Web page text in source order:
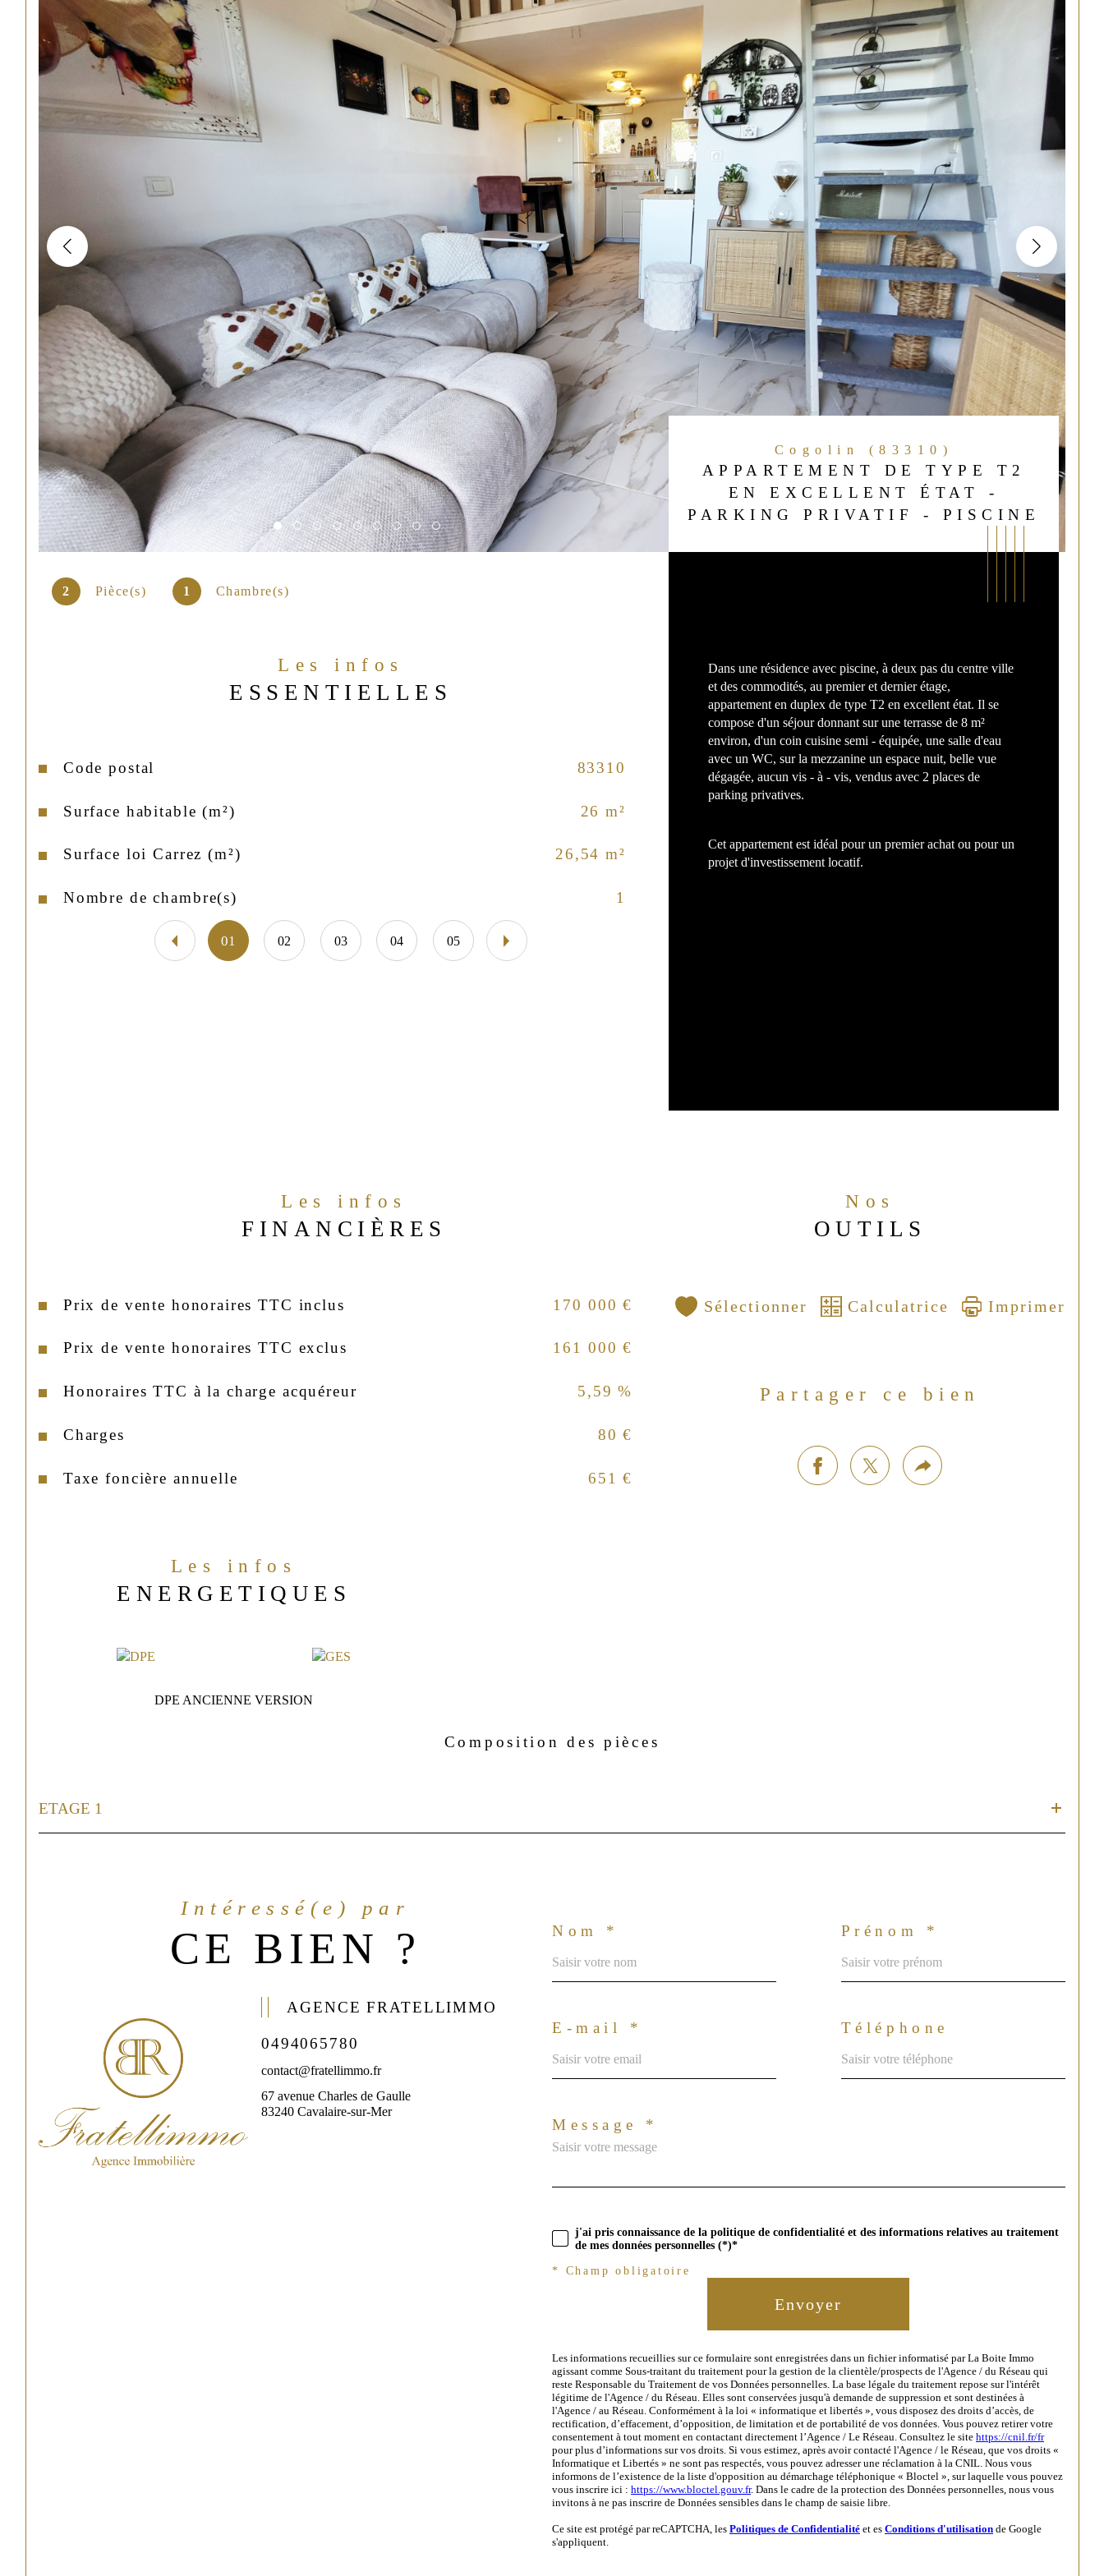
Cogolin (83310)
APPARTEMENT DE TYPE T2
EN EXCELLENT ÉTAT -
PARKING PRIVATIF - PISCINE
2 Pièce(s) 1 Chambre(s)
Les infos
ESSENTIELLES
Caractéristiques Valeurs
Code postal 83310
Surface habitable (m²) 26 m²
Surface loi Carrez (m²) 26,54 m²
Nombre de chambre(s) 1
Caractéristiques Valeurs
Nombre de pièces
Nombre de niveaux
01 02 03 04 05
Dans une résidence avec piscine, à deux pas du centre ville
et des commodités, au premier et dernier étage,
appartement en duplex de type T2 en excellent état. Il se
compose d'un séjour donnant sur une terrasse de 8 m²
environ, d'un coin cuisine semi - équipée, une salle d'eau
avec un WC, sur la mezzanine un espace nuit, belle vue
dégagée, aucun vis - à - vis, vendus avec 2 places de
parking privatives.
Cet appartement est idéal pour un premier achat ou pour un
projet d'investissement locatif.
Les infos
FINANCIÈRES
Prix de vente honoraires TTC inclus 170 000 €
Prix de vente honoraires TTC exclus 161 000 €
Honoraires TTC à la charge acquéreur 5,59 %
Charges 80 €
Taxe foncière annuelle 651 €
Nos
OUTILS
Sélectionner Calculatrice Imprimer
Partager ce bien
Les infos
ENERGETIQUES
DPE ANCIENNE VERSION
Composition des pièces
ETAGE 1
Intéressé(e) par
CE BIEN ?
AGENCE FRATELLIMMO
0494065780
contact@fratellimmo.fr
67 avenue Charles de Gaulle
83240 Cavalaire-sur-Mer
Nom * Prénom *
E-mail * Téléphone
Message *
j'ai pris connaissance de la politique de confidentialité et des informations relatives au traitement
de mes données personnelles (*)*
* Champ obligatoire
Envoyer
Les informations recueillies sur ce formulaire sont enregistrées dans un fichier informatisé par La Boite Immo
agissant comme Sous-traitant du traitement pour la gestion de la clientèle/prospects de l'Agence / du Réseau qui
reste Responsable du Traitement de vos Données personnelles. La base légale du traitement repose sur l'intérêt
légitime de l'Agence / du Réseau. Elles sont conservées jusqu'à demande de suppression et sont destinées à
l'Agence / au Réseau. Conformément à la loi « informatique et libertés », vous disposez des droits d’accès, de
rectification, d’effacement, d’opposition, de limitation et de portabilité de vos données. Vous pouvez retirer votre
consentement à tout moment en contactant directement l’Agence / Le Réseau. Consultez le site https://cnil.fr/fr
pour plus d’informations sur vos droits. Si vous estimez, après avoir contacté l'Agence / le Réseau, que vos droits «
Informatique et Libertés » ne sont pas respectés, vous pouvez adresser une réclamation à la CNIL. Nous vous
informons de l’existence de la liste d'opposition au démarchage téléphonique « Bloctel », sur laquelle vous pouvez
vous inscrire ici : https://www.bloctel.gouv.fr. Dans le cadre de la protection des Données personnelles, nous vous
invitons à ne pas inscrire de Données sensibles dans le champ de saisie libre.
Ce site est protégé par reCAPTCHA, les Politiques de Confidentialité et es Conditions d'utilisation de Google
s'appliquent.